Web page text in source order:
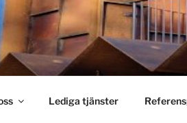
SMIDE
Lediga tjänster